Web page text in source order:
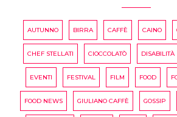
AUTUNNO BIRRA CAFFÈ CAINO
CHEF STELLATI CIOCCOLATÒ DISABILITÀ
EVENTI FESTIVAL FILM FOOD
FOOD NEWS GIULIANO CAFFÈ GOSSIP